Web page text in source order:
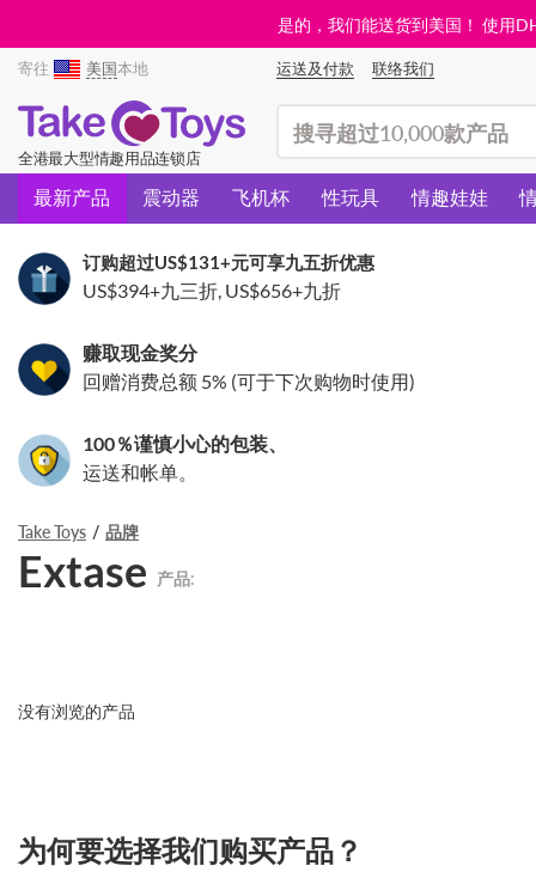
是的，我们能送货到美国！ 使用
寄往 美国本地 运送及付款 联络我们
全港最大型情趣用品连锁店
最新产品 震动器 飞机杯 性玩具 情趣娃娃
订购超过US$131+元可享九五折优惠
US$394+九三折, US$656+九折
赚取现金奖分
回赠消费总额 5% (可于下次购物时使用)
100％谨慎小心的包装、
运送和帐单。
Take Toys 品牌
Extase 产品:
没有浏览的产品
为何要选择我们购买产品？